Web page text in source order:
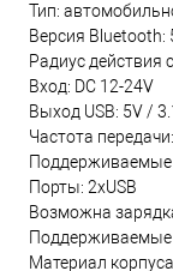
Тип:
Версия Bluetooth:
Радиус действия
Вход: DC 12-24V
Выход USB: 5V /
Частота
Поддерживаемые
Порты: 2xUSB
Возможна
Поддерживаемые
Материал